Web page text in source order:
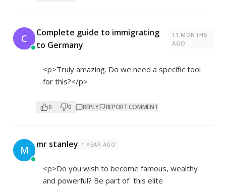
C
Complete guide to immigrating
to Germany
11 MONTHS
AGO
<p>Truly amazing. Do we need a specific tool
for this?</p>
0 0 REPLY REPORT COMMENT
M mr stanley 1 YEAR AGO
<p>Do you wish to become famous, wealthy
and powerful? Be part of this elite